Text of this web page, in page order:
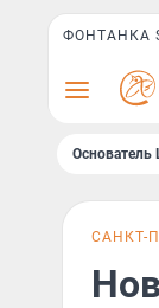
ФОНТАНКА
Основатель
САНКТ-